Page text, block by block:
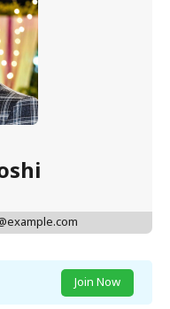
Join Now